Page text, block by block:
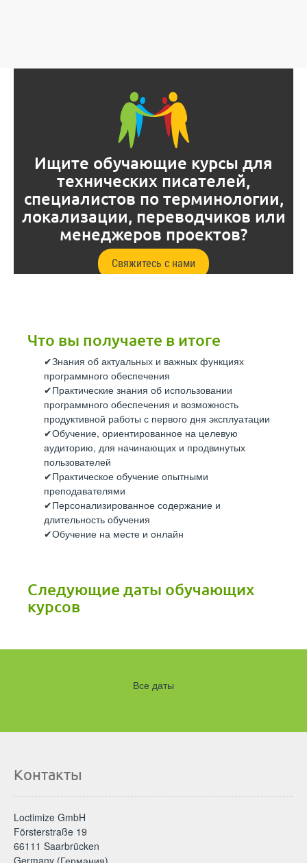
Ищите обучающие курсы для
технических писателей,
специалистов по терминологии,
локализации, переводчиков или
менеджеров проектов?
Свяжитесь с нами
Что вы получаете в итоге
Знания об актуальных и важных функциях
программного обеспечения
Практические знания об использовании
программного обеспечения и возможность
продуктивной работы с первого дня эксплуатации
Обучение, ориентированное на целевую
аудиторию, для начинающих и продвинутых
пользователей
Практическое обучение опытными
преподавателями
Персонализированное содержание и
длительность обучения
Обучение на месте и онлайн
Следующие даты обучающих
курсов
Все даты
Контакты
Loctimize GmbH
Försterstraße 19
66111 Saarbrücken
Germany (Германия)